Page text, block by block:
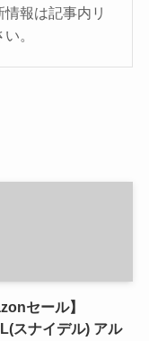
報は記事内リ
。
セール】
スナイデル) アル